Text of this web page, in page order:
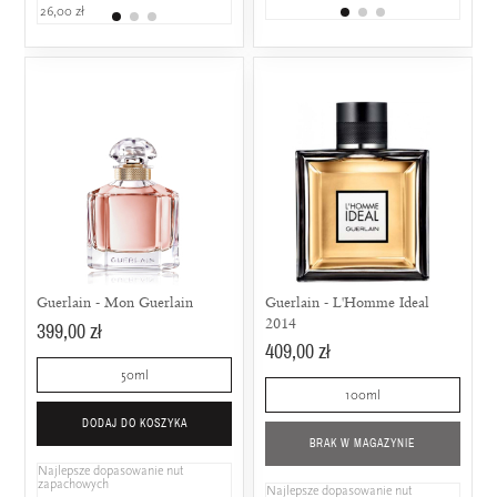
26,00 zł
Guerlain - Mon Guerlain
399,00 zł
50ml
DODAJ DO KOSZYKA
Najlepsze dopasowanie nut
zapachowych
Guerlain - L'Homme Ideal
2014
409,00 zł
100ml
BRAK W MAGAZYNIE
Najlepsze dopasowanie nut